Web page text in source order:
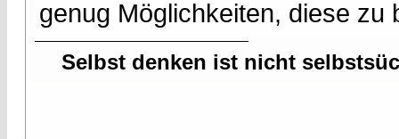
genug Möglichkeiten, diese zu
Selbst denken ist nicht